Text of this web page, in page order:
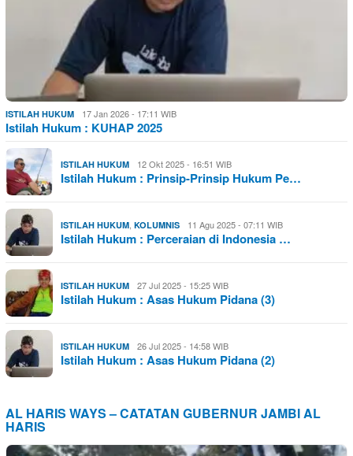
ISTILAH HUKUM 17 Jan 2026 - 17:11 WIB
Istilah Hukum : KUHAP 2025
ISTILAH HUKUM 12 Okt 2025 - 16:51 WIB
Istilah Hukum : Prinsip-Prinsip Hukum Pe…
ISTILAH HUKUM, KOLUMNIS 11 Agu 2025 - 07:11 WIB
Istilah Hukum : Perceraian di Indonesia …
ISTILAH HUKUM 27 Jul 2025 - 15:25 WIB
Istilah Hukum : Asas Hukum Pidana (3)
ISTILAH HUKUM 26 Jul 2025 - 14:58 WIB
Istilah Hukum : Asas Hukum Pidana (2)
AL HARIS WAYS – CATATAN GUBERNUR JAMBI AL
HARIS